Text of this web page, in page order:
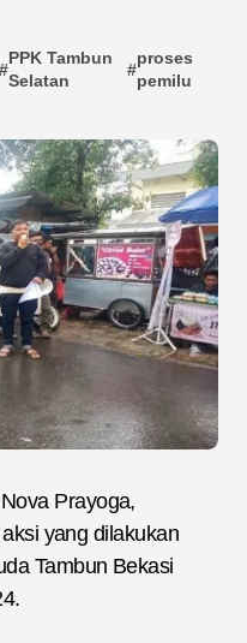
#
PPK Tambun
Selatan
#
proses
pemilu
yang dilakukan
Tambun Bekasi